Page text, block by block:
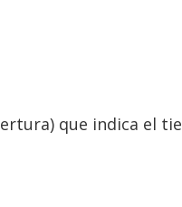
que indica el